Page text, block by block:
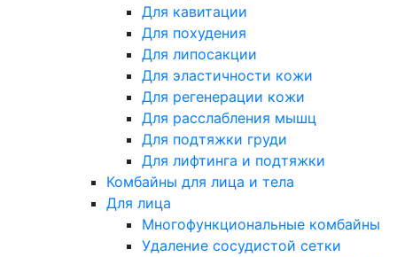
Для кавитации
Для похудения
Для липосакции
Для эластичности кожи
Для регенерации кожи
Для расслабления мышц
Для подтяжки груди
Для лифтинга и подтяжки
Комбайны для лица и тела
Для лица
Многофункциональные комбайны
Удаление сосудистой сетки